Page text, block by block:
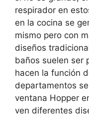
respirador en
en la cocina se
mismo pero con
diseños
baños suelen ser
hacen la función
departamentos
ventana Hopper
ven diferentes